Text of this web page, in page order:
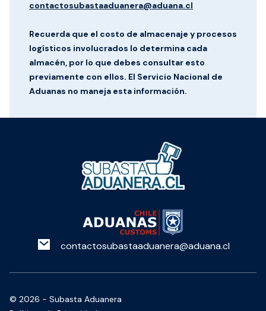
contactosubastaaduanera@aduana.cl
Recuerda que el costo de almacenaje y procesos
logísticos involucrados lo determina cada
almacén, por lo que debes consultar esto
previamente con ellos. El Servicio Nacional de
Aduanas no maneja esta información.
contactosubastaaduanera@aduana.cl
© 2026 - Subasta Aduanera